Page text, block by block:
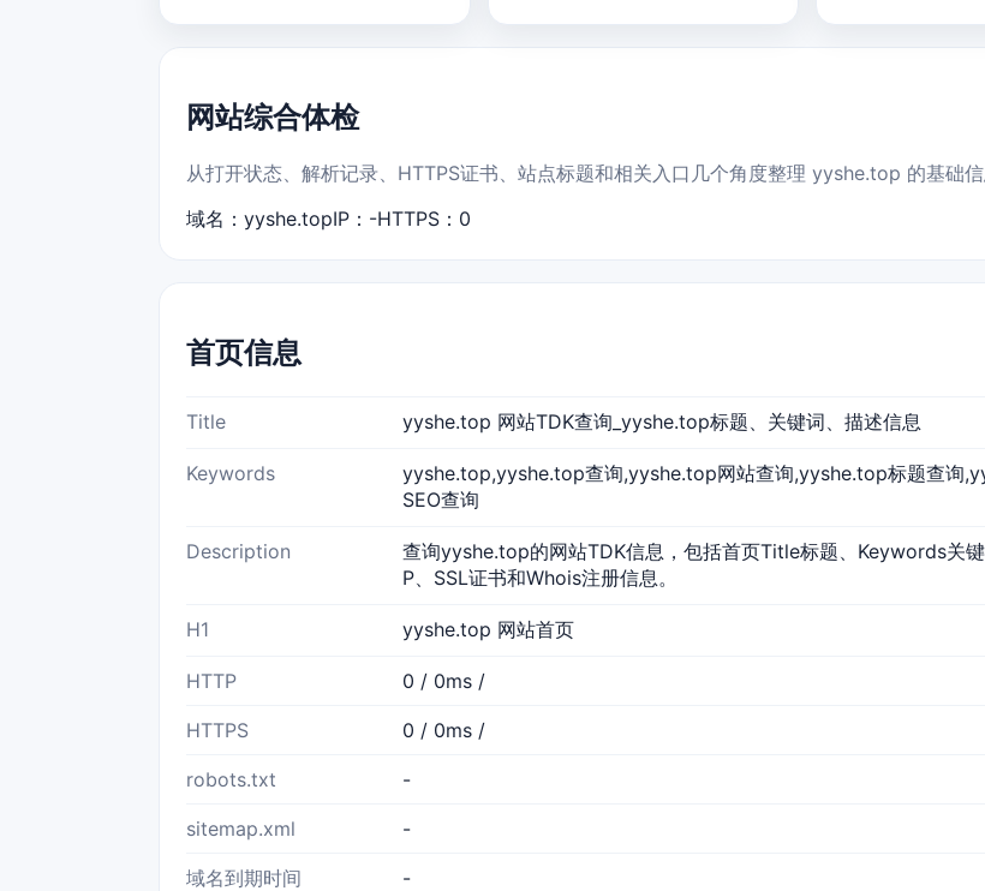
网站综合体检
从打开状态、解析记录、HTTPS证书、站点标题和相关入口几个角度整理 yyshe.top 的基础信
域名：yyshe.topIP：-HTTPS：0
首页信息
Title yyshe.top 网站TDK查询_yyshe.top标题、关键词、描述信息
Keywords
yyshe.top,yyshe.top查询,yyshe.top网站查询,yyshe.top标题查询
SEO查询
Description
查询yyshe.top的网站TDK信息，包括首页Title标题、Keywords关
P、SSL证书和Whois注册信息。
H1 yyshe.top 网站首页
HTTP 0 / 0ms /
HTTPS 0 / 0ms /
robots.txt -
sitemap.xml -
域名到期时间 -